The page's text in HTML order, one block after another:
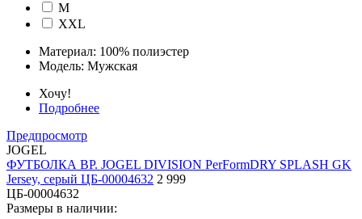
M
XXL
Материал: 100% полиэстер
Модель: Мужская
Хочу!
Подробнее
Предпросмотр
JOGEL
ФУТБОЛКА ВР. JOGEL DIVISION PerFormDRY SPLASH GK
Jersey, серый ЦБ-00004632 2 999
ЦБ-00004632
Размеры в наличии: